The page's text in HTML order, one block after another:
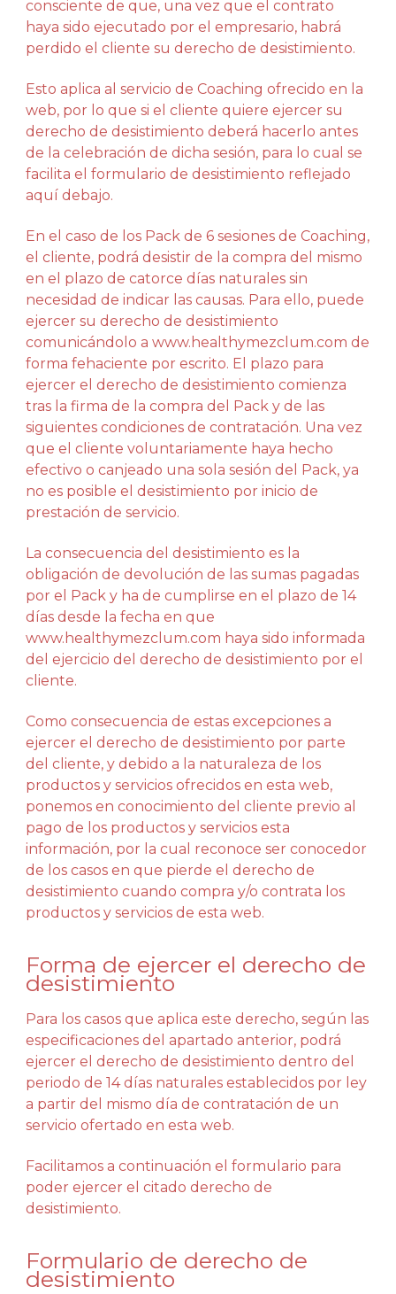
consciente de que, una vez que el contrato
haya sido ejecutado por el empresario, habrá
perdido el cliente su derecho de desistimiento.
Esto aplica al servicio de Coaching ofrecido en la
web, por lo que si el cliente quiere ejercer su
derecho de desistimiento deberá hacerlo antes
de la celebración de dicha sesión, para lo cual se
facilita el formulario de desistimiento reflejado
aquí debajo.
En el caso de los Pack de 6 sesiones de Coaching,
el cliente, podrá desistir de la compra del mismo
en el plazo de catorce días naturales sin
necesidad de indicar las causas. Para ello, puede
ejercer su derecho de desistimiento
comunicándolo a www.healthymezclum.com de
forma fehaciente por escrito. El plazo para
ejercer el derecho de desistimiento comienza
tras la firma de la compra del Pack y de las
siguientes condiciones de contratación. Una vez
que el cliente voluntariamente haya hecho
efectivo o canjeado una sola sesión del Pack, ya
no es posible el desistimiento por inicio de
prestación de servicio.
La consecuencia del desistimiento es la
obligación de devolución de las sumas pagadas
por el Pack y ha de cumplirse en el plazo de 14
días desde la fecha en que
www.healthymezclum.com haya sido informada
del ejercicio del derecho de desistimiento por el
cliente.
Como consecuencia de estas excepciones a
ejercer el derecho de desistimiento por parte
del cliente, y debido a la naturaleza de los
productos y servicios ofrecidos en esta web,
ponemos en conocimiento del cliente previo al
pago de los productos y servicios esta
información, por la cual reconoce ser conocedor
de los casos en que pierde el derecho de
desistimiento cuando compra y/o contrata los
productos y servicios de esta web.
Forma de ejercer el derecho de
desistimiento
Para los casos que aplica este derecho, según las
especificaciones del apartado anterior, podrá
ejercer el derecho de desistimiento dentro del
periodo de 14 días naturales establecidos por ley
a partir del mismo día de contratación de un
servicio ofertado en esta web.
Facilitamos a continuación el formulario para
poder ejercer el citado derecho de
desistimiento.
Formulario de derecho de
desistimiento